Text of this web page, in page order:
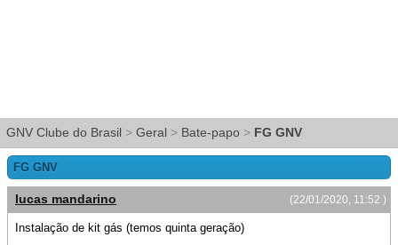
GNV Clube do Brasil > Geral > Bate-papo > FG GNV
FG GNV
(22/01/2020, 11:52 )
lucas mandarino
Instalação de kit gás (temos quinta geração)